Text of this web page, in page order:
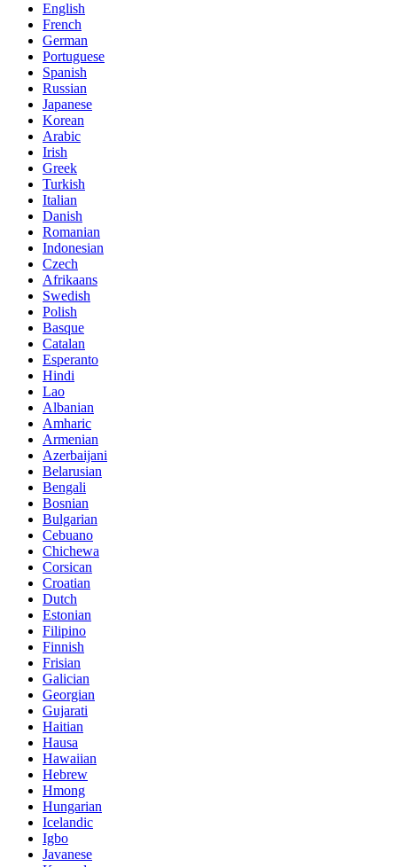
English
French
German
Portuguese
Spanish
Russian
Japanese
Korean
Arabic
Irish
Greek
Turkish
Italian
Danish
Romanian
Indonesian
Czech
Afrikaans
Swedish
Polish
Basque
Catalan
Esperanto
Hindi
Lao
Albanian
Amharic
Armenian
Azerbaijani
Belarusian
Bengali
Bosnian
Bulgarian
Cebuano
Chichewa
Corsican
Croatian
Dutch
Estonian
Filipino
Finnish
Frisian
Galician
Georgian
Gujarati
Haitian
Hausa
Hawaiian
Hebrew
Hmong
Hungarian
Icelandic
Igbo
Javanese